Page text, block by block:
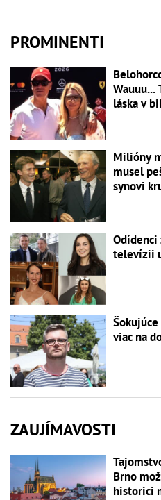
PROMINENTI
Wauuu...
láska v
Milióny
musel
synovi
Odídenci
televízii
viac na
ZAUJÍMAVOSTI
Brno
historici